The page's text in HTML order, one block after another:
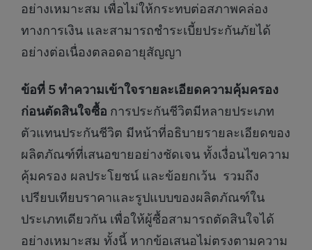
อย่างเหมาะสม เพื่อไม่ให้กระทบต่อสภาพคล่อง
ทางการเงิน และสามารถชำระเบี้ยประกันภัยได้
อย่างต่อเนื่องตลอดอายุสัญญา
ข้อที่ 5 ทำความเข้าใจรายละเอียดความคุ้มครอง
ก่อนตัดสินใจซื้อ การประกันชีวิตมีหลายประเภท
ตัวแทนประกันชีวิต มีหน้าที่อธิบายรายละเอียดของ
ผลิตภัณฑ์ที่เสนอขายอย่างชัดเจน ทั้งเงื่อนไขความ
คุ้มครอง ผลประโยชน์ และข้อยกเว้น รวมถึง
เปรียบเทียบราคาและรูปแบบของผลิตภัณฑ์ใน
ประเภทเดียวกัน เพื่อให้ผู้ซื้อสามารถตัดสินใจได้
อย่างเหมาะสม ทั้งนี้ หากข้อเสนอไม่ตรงตามความ